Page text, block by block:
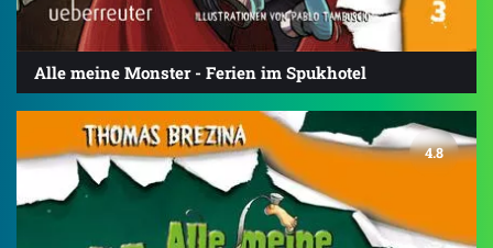
Alle meine Monster - Ferien im Spukhotel
4.8